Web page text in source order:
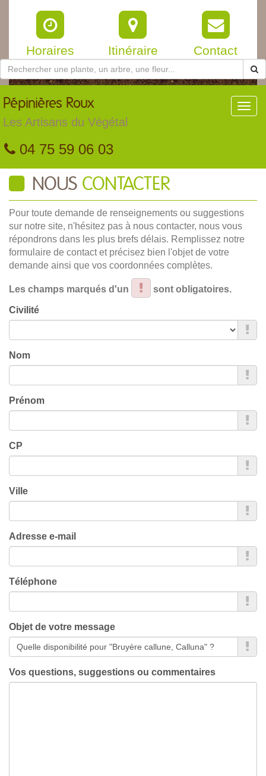
Horaires Itinéraire Contact
Pépinières Roux
Les Artisans du Végétal
04 75 59 06 03
NOUS CONTACTER
Pour toute demande de renseignements ou suggestions
sur notre site, n'hésitez pas à nous contacter, nous vous
répondrons dans les plus brefs délais. Remplissez notre
formulaire de contact et précisez bien l'objet de votre
demande ainsi que vos coordonnées complètes.
Les champs marqués d'un sont obligatoires.
Civilité
Nom
Prénom
CP
Ville
Adresse e-mail
Téléphone
Objet de votre message
Vos questions, suggestions ou commentaires